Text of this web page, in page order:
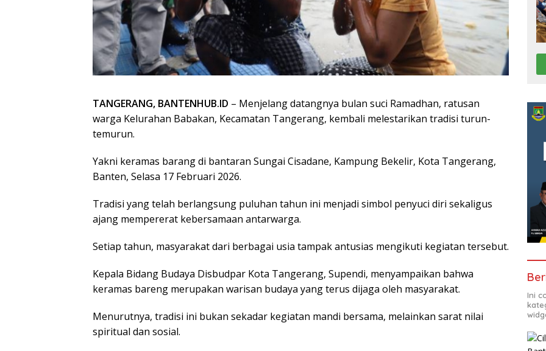
TANGERANG, BANTENHUB.ID – Menjelang datangnya bulan suci Ramadhan, ratusan
warga Kelurahan Babakan, Kecamatan Tangerang, kembali melestarikan tradisi turun-
temurun.
Yakni keramas barang di bantaran Sungai Cisadane, Kampung Bekelir, Kota Tangerang,
Banten, Selasa 17 Februari 2026.
Tradisi yang telah berlangsung puluhan tahun ini menjadi simbol penyuci diri sekaligus
ajang mempererat kebersamaan antarwarga.
Setiap tahun, masyarakat dari berbagai usia tampak antusias mengikuti kegiatan tersebut.
Kepala Bidang Budaya Disbudpar Kota Tangerang, Supendi, menyampaikan bahwa
keramas bareng merupakan warisan budaya yang terus dijaga oleh masyarakat.
Menurutnya, tradisi ini bukan sekadar kegiatan mandi bersama, melainkan sarat nilai
spiritual dan sosial.
Ini